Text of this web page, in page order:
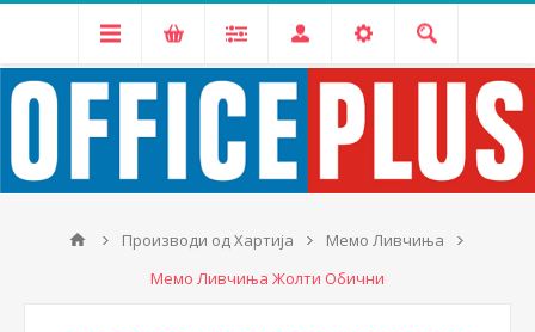
Производи од Хартија
Мемо Ливчиња
Мемо Ливчиња Жолти Обични